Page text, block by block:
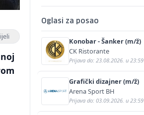
Oglasi za posao
Konobar - Šanker (m/ž)
CK Ristorante
Prijava do: 23.08.2026. u 23:59
Grafički dizajner (m/ž)
Arena Sport BH
Prijava do: 03.09.2026. u 23:59